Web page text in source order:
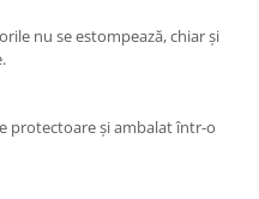
nu se estompează, chiar și
protectoare și ambalat într-o